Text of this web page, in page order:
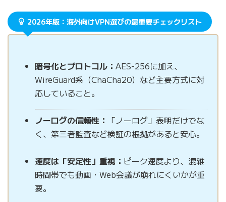
2026年版：海外向けVPN選びの最重要チェックリスト
暗号化とプロトコル： AES-256に加え、
WireGuard系（ChaCha20）など主要方式に対
応していること。
ノーログの信頼性： 「ノーログ」表明だけでな
く、第三者監査など検証の根拠があると安心。
速度は「安定性」重視： ピーク速度より、混雑
時間帯でも動画・Web会議が崩れにくいかが重
要。